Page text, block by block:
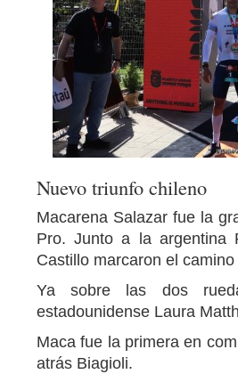
Nuevo triunfo chileno
Macarena Salazar fue la
Pro. Junto a la argentina
Castillo marcaron el
Ya sobre las dos
estadounidense Laura
Maca fue la primera en
atrás Biagioli.